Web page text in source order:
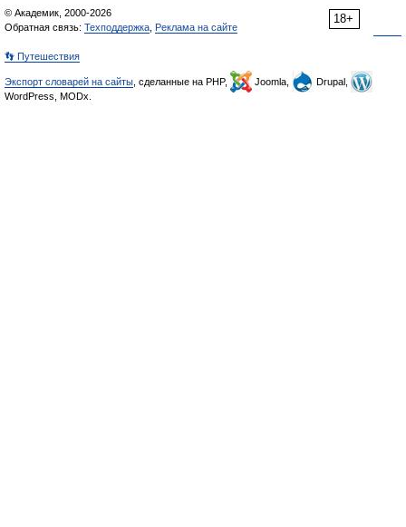
18+
© Академик, 2000-2026
Обратная связь: Техподдержка Реклама на сайте
👣 Путешествия
Экспорт словарей на сайты , сделанные на PHP, Joomla,
Drupal,
WordPress, MODx.